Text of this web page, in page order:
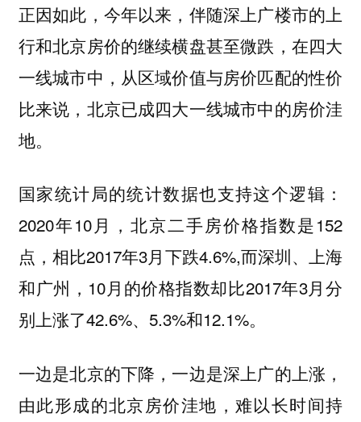
正因如此，今年以来，伴随深上广楼市的上
行和北京房价的继续横盘甚至微跌，在四大
一线城市中，从区域价值与房价匹配的性价
比来说，北京已成四大一线城市中的房价洼
地。
国家统计局的统计数据也支持这个逻辑：
2020年10月，北京二手房价格指数是152
点，相比2017年3月下跌4.6%,而深圳、上海
和广州，10月的价格指数却比2017年3月分
别上涨了42.6%、5.3%和12.1%。
一边是北京的下降，一边是深上广的上涨，
由此形成的北京房价洼地，难以长时间持